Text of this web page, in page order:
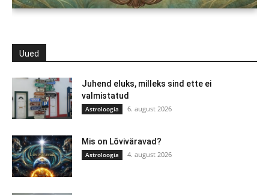
Uued
Juhend eluks, milleks sind ette ei
valmistatud
Astroloogia 6. august 2026
Mis on Lõviväravad?
Astroloogia 4. august 2026